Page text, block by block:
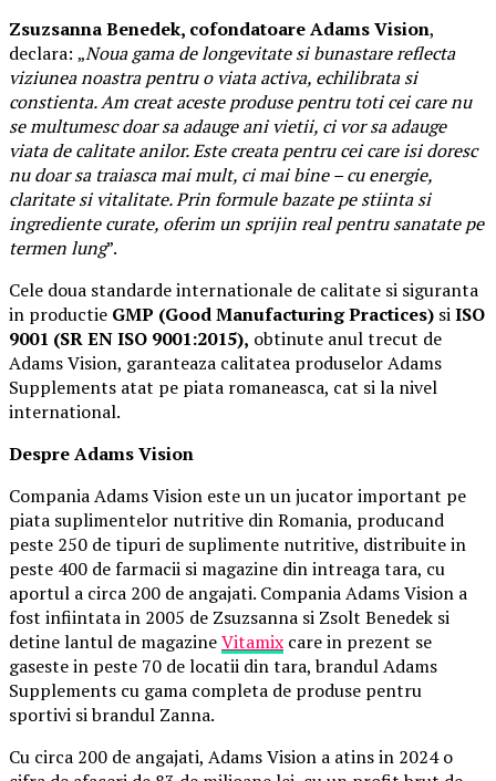
Zsuzsanna Benedek, cofondatoare Adams Vision,
declara: „Noua gama de longevitate si bunastare reflecta
viziunea noastra pentru o viata activa, echilibrata si
constienta. Am creat aceste produse pentru toti cei care nu
se multumesc doar sa adauge ani vietii, ci vor sa adauge
viata de calitate anilor. Este creata pentru cei care isi doresc
nu doar sa traiasca mai mult, ci mai bine – cu energie,
claritate si vitalitate. Prin formule bazate pe stiinta si
ingrediente curate, oferim un sprijin real pentru sanatate pe
termen lung”.
Cele doua standarde internationale de calitate si siguranta
in productie GMP (Good Manufacturing Practices) siISO
9001 (SR EN ISO 9001:2015), obtinute anul trecut de
Adams Vision, garanteaza calitatea produselor Adams
Supplements atat pe piata romaneasca, cat si la nivel
international.
Despre Adams Vision
Compania Adams Vision este un un jucator important pe
piata suplimentelor nutritive din Romania, producand
peste 250 de tipuri de suplimente nutritive, distribuite in
peste 400 de farmacii si magazine din intreaga tara, cu
aportul a circa 200 de angajati. Compania Adams Vision a
fost infiintata in 2005 de Zsuzsanna si Zsolt Benedek si
detine lantul de magazineVitamix care in prezent se
gaseste in peste 70 de locatii din tara, brandul Adams
Supplements cu gama completa de produse pentru
sportivi si brandul Zanna.
Cu circa 200 de angajati, Adams Vision a atins in 2024 o